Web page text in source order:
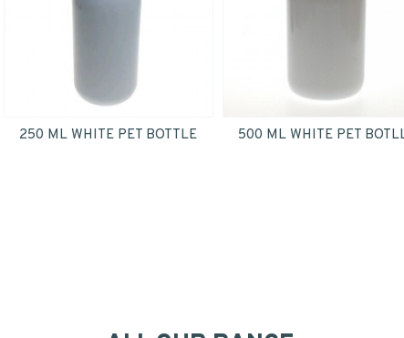
250 ML WHITE PET BOTTLE 500 ML WHITE PET
personal data.